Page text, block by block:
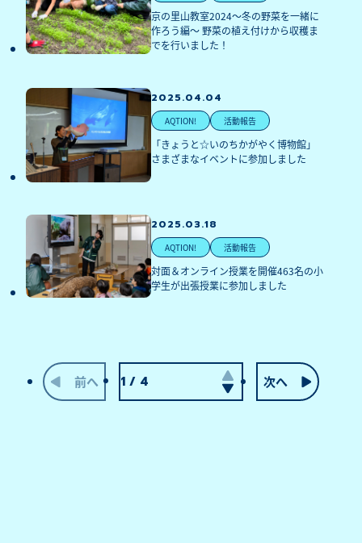
京の里山教室2024～冬の野菜を一緒に
作ろう編～ 野菜の植え付けから収穫ま
でを行いました！
2025.04.04
AQTION! 活動報告
「きょうと☆いのちかがやく博物館」
さまざまなイベントに参加しました
2025.03.18
AQTION! 活動報告
対面＆オンライン授業を開催463名の小
学生が出張授業に参加しました
前へ 次へ